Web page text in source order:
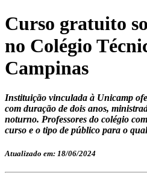
Curso gratuito
no Colégio
Campinas
Instituição vinculada à Unicamp
com duração de dois anos,
noturno. Professores do colégio
curso e o tipo de público para o
Atualizado em: 18/06/2024